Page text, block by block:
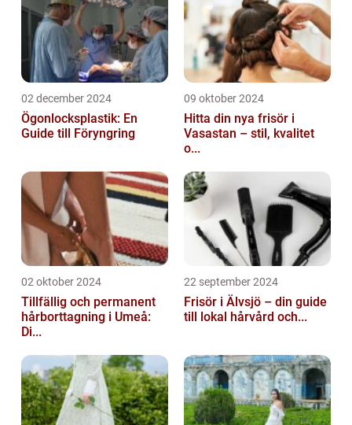
02 december 2024
Ögonlocksplastik: En
Guide till Föryngring
09 oktober 2024
Hitta din nya frisör i
Vasastan – stil, kvalitet
o...
02 oktober 2024
Tillfällig och permanent
hårborttagning i Umeå:
Di...
22 september 2024
Frisör i Älvsjö – din guide
till lokal hårvård och...